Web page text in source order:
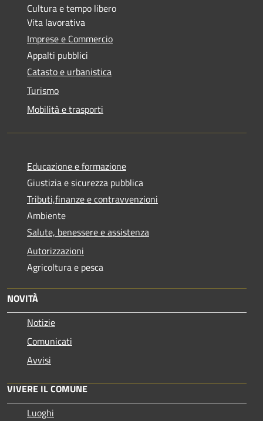
Cultura e tempo libero
Vita lavorativa
Imprese e Commercio
Appalti pubblici
Catasto e urbanistica
Turismo
Mobilità e trasporti
Educazione e formazione
Giustizia e sicurezza pubblica
Tributi,finanze e contravvenzioni
Ambiente
Salute, benessere e assistenza
Autorizzazioni
Agricoltura e pesca
NOVITÀ
Notizie
Comunicati
Avvisi
VIVERE IL COMUNE
Luoghi